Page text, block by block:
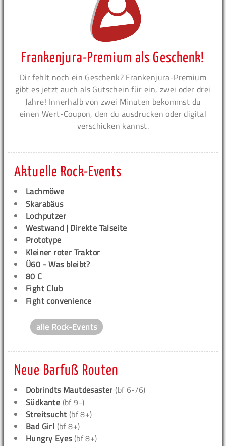
Frankenjura-Premium als Geschenk!
Dir fehlt noch ein Geschenk? Frankenjura-Premium
gibt es jetzt auch als Gutschein für ein, zwei oder drei
Jahre! Innerhalb von zwei Minuten bekommst du
einen Wert-Coupon, den du ausdrucken oder digital
verschicken kannst.
Aktuelle Rock-Events
Lachmöwe
Skarabäus
Lochputzer
Westwand | Direkte Talseite
Prototype
Kleiner roter Traktor
Ü60 - Was bleibt?
80 C
Fight Club
Fight convenience
alle Rock-Events
Neue Barfuß Routen
Dobrindts Mautdesaster (bf 6-/6)
Südkante (bf 9-)
Streitsucht (bf 8+)
Bad Girl (bf 8+)
Hungry Eyes(bf 8+)